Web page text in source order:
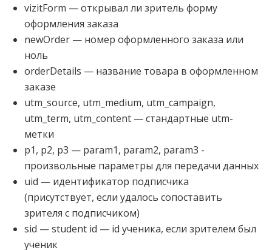
vizitForm — открывал ли зритель форму
оформления заказа
newOrder — номер оформленного заказа или
ноль
orderDetails — название товара в оформленном
заказе
utm_source, utm_medium, utm_campaign,
utm_term, utm_content — стандартные utm-
метки
p1, p2, p3 — param1, param2, param3 -
произвольные параметры для передачи данных
uid — идентификатор подписчика
(присутствует, если удалось сопоставить
зрителя с подписчиком)
sid — student id — id ученика, если зрителем был
ученик